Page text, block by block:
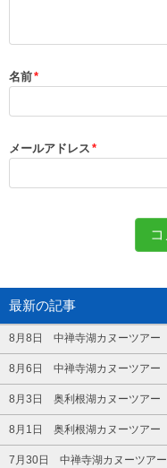
名前*
メールアドレス *
最新の記事
8月8日 中禅寺湖カヌーツアー
8月6日 中禅寺湖カヌーツアー
8月3日 奥利根湖カヌーツアー
8月1日 奥利根湖カヌーツアー
7月30日 中禅寺湖カヌーツアー